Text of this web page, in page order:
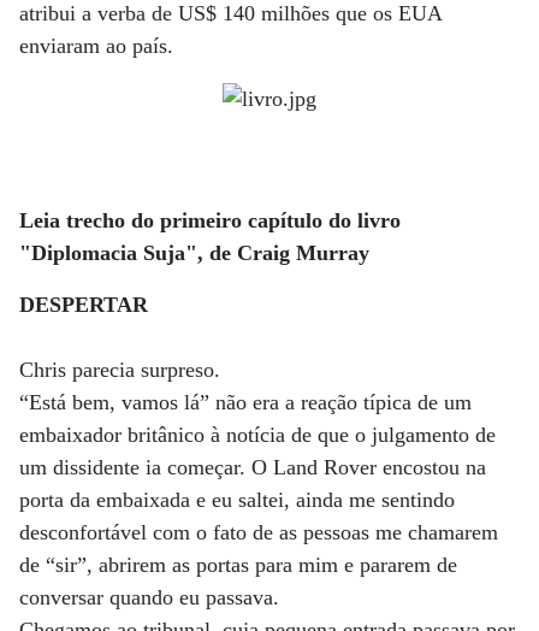
atribui a verba de US$ 140 milhões que os EUA
enviaram ao país.
Leia trecho do primeiro capítulo do livro
"Diplomacia Suja", de Craig Murray
DESPERTAR
Chris parecia surpreso.
“Está bem, vamos lá” não era a reação típica de um
embaixador britânico à notícia de que o julgamento de
um dissidente ia começar. O Land Rover encostou na
porta da embaixada e eu saltei, ainda me sentindo
desconfortável com o fato de as pessoas me chamarem
de “sir”, abrirem as portas para mim e pararem de
conversar quando eu passava.